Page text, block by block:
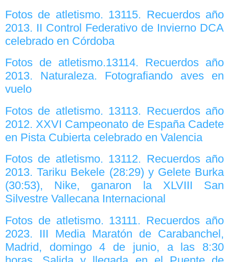
Fotos de atletismo. 13115. Recuerdos año
2013. II Control Federativo de Invierno DCA
celebrado en Córdoba
Fotos de atletismo.13114. Recuerdos año
2013. Naturaleza. Fotografiando aves en
vuelo
Fotos de atletismo. 13113. Recuerdos año
2012. XXVI Campeonato de España Cadete
en Pista Cubierta celebrado en Valencia
Fotos de atletismo. 13112. Recuerdos año
2013. Tariku Bekele (28:29) y Gelete Burka
(30:53), Nike, ganaron la XLVIII San
Silvestre Vallecana Internacional
Fotos de atletismo. 13111. Recuerdos año
2023. III Media Maratón de Carabanchel,
Madrid, domingo 4 de junio, a las 8:30